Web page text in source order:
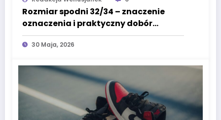
Rozmiar spodni 32/34 – znaczenie
oznaczenia i praktyczny dobór
rozmiaru
30 Maja, 2026